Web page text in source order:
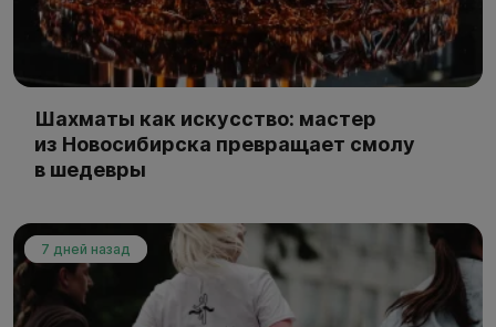
Шахматы как искусство: мастер
из Новосибирска превращает смолу
в шедевры
7 дней назад